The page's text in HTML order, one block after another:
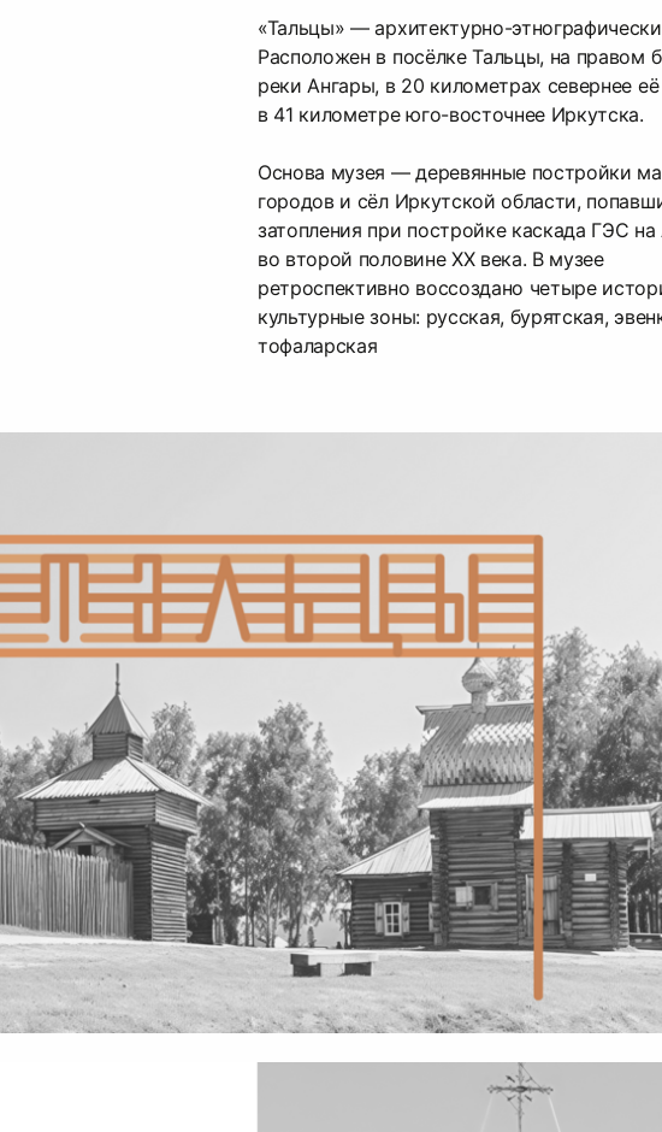
«Тальцы» — архитектурно-
Расположен в посёлке Тальцы, на правом
реки Ангары, в 20 километрах севернее
в 41 километре юго-восточнее Иркутска.
Основа музея — деревянные постройки
городов и сёл Иркутской области,
затопления при постройке каскада ГЭС на
во второй половине XX века. В музее
ретроспективно воссоздано четыре
культурные зоны: русская, бурятская,
тофаларская